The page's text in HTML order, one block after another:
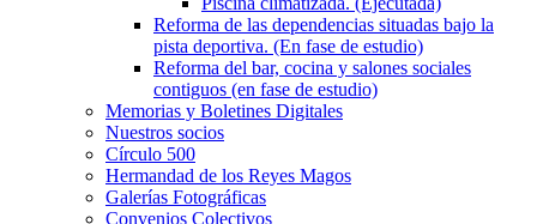
Reforma de las dependencias situadas bajo la
pista deportiva. (En fase de estudio)
Reforma del bar, cocina y salones sociales
contiguos (en fase de estudio)
Memorias y Boletines Digitales
Nuestros socios
Círculo 500
Hermandad de los Reyes Magos
Galerías Fotográficas
Convenios Colectivos